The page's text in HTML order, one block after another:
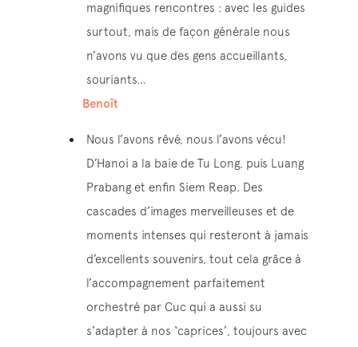
magnifiques rencontres : avec les guides
surtout, mais de façon générale nous
n’avons vu que des gens accueillants,
souriants…
Benoît
Nous l’avons rêvé, nous l’avons vécu!
D’Hanoi a la baie de Tu Long, puis Luang
Prabang et enfin Siem Reap. Des
cascades d’images merveilleuses et de
moments intenses qui resteront à jamais
d’excellents souvenirs, tout cela grâce à
l’accompagnement parfaitement
orchestré par Cuc qui a aussi su
s’adapter à nos ‘caprices’, toujours avec